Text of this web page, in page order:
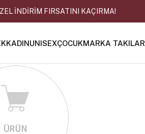
İNDİRİM FIRSATINI KAÇIRMA!
KADINUNISEXÇOCUKMARKA TAKILAR